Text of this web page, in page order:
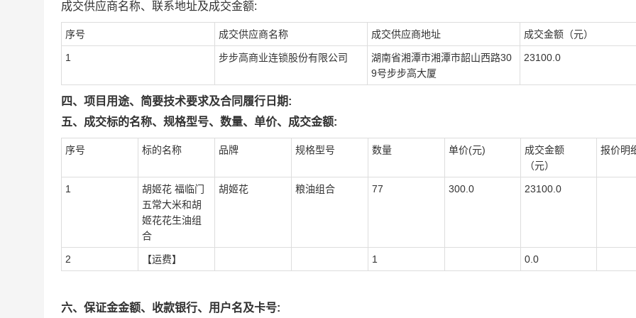
成交供应商名称、联系地址及成交金额:
序号 成交供应商名称 成交供应商地址 成交金额（元）
1 步步高商业连锁股份有限公司
湖南省湘潭市湘潭市韶山西路30
9号步步高大厦
23100.0
四、项目用途、简要技术要求及合同履行日期:
五、成交标的名称、规格型号、数量、单价、成交金额:
序号 标的名称 品牌 规格型号 数量 单价(元)
成交金额
（元）
报价明
1
胡姬花 福临门
五常大米和胡
姬花花生油组
合
胡姬花 粮油组合 77 300.0 23100.0
2 【运费】 1 0.0
六、保证金金额、收款银行、用户名及卡号: